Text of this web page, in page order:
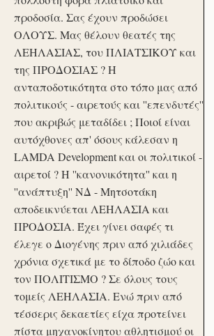
προδοσία. Σας έχουν προδώσει
ΟΛΟΥΣ. Μας θέλουν θεατές της
ΛΕΗΛΑΣΙΑΣ, του ΠΛΙΑΤΣΙΚΟΥ και
της ΠΡΟΔΟΣΙΑΣ ? Η
ανταποδοτικότητα στο τόπο μας από
πολιτικούς - αιρετούς και ''επενδυτές''
που ακριβώς μεταδίδει ; Ποιοί είναι
αυτόχθονες απ' όσους κάλεσαν η
LAMDA Development και οι πολιτικοί -
αιρετοί ? Η ''κανονικότητα'' και η
''ανάπτυξη'' ΝΔ - Μητσοτάκη
αποδεικνύεται ΛΕΗΛΑΣΙΑ και
ΠΡΟΔΟΣΙΑ. Έχει γίνει σαφές τι
έλεγε ο Διογένης πριν από χιλιάδες
χρόνια σχετικά με το δίποδο ζώο και
τον ΠΟΛΙΤΙΣΜΟ ? Σε όλους τους
τομείς ΛΕΗΛΑΣΙΑ. Ενώ πριν από
τέσσερις δεκαετίες είχα προτείνει
πίστα μηχανοκίνητου αθλητισμού οι